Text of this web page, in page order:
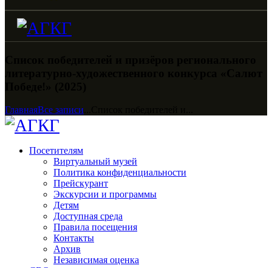
ГлавнаяВсе записи
Посетителям
Виртуальный музей
Политика конфиденциальности
Прейскурант
Экскурсии и программы
Детям
Доступная среда
Правила посещения
Контакты
Архив
Независимая оценка